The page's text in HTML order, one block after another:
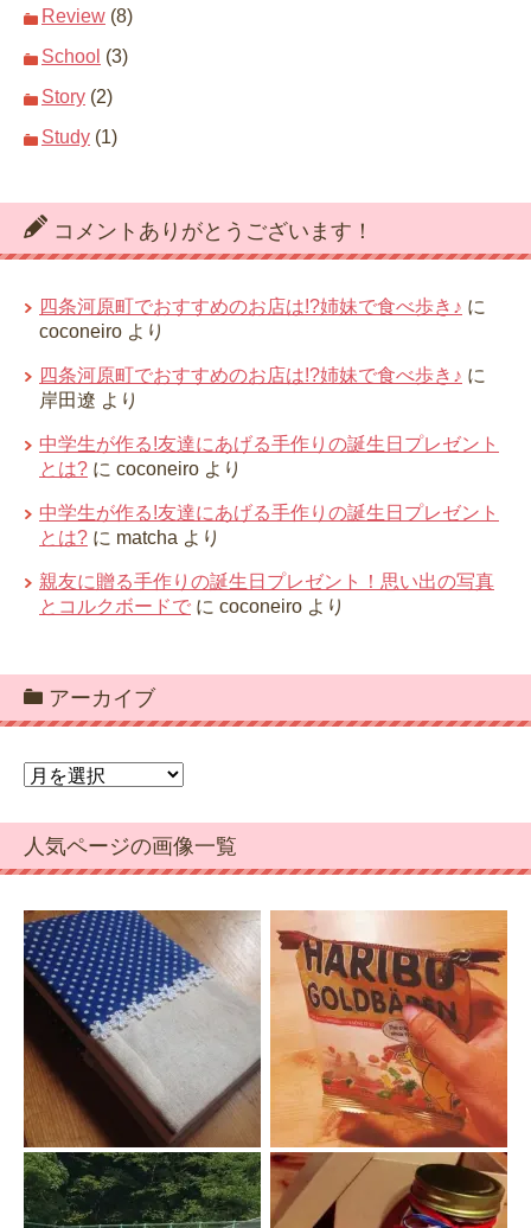
Review (8)
School (3)
Story (2)
Study (1)
コメントありがとうございます！
四条河原町でおすすめのお店は!?姉妹で食べ歩き♪ に
coconeiro より
四条河原町でおすすめのお店は!?姉妹で食べ歩き♪ に
岸田遼 より
中学生が作る!友達にあげる手作りの誕生日プレゼント
とは? に coconeiro より
中学生が作る!友達にあげる手作りの誕生日プレゼント
とは? に matcha より
親友に贈る手作りの誕生日プレゼント！思い出の写真
とコルクボードで に coconeiro より
アーカイブ
ア
カ
イ
ブ
人気ページの画像一覧